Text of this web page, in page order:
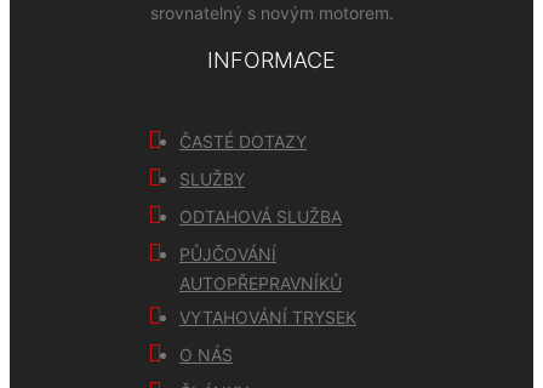
srovnatelný s novým motorem.
INFORMACE
ČASTÉ DOTAZY
SLUŽBY
ODTAHOVÁ SLUŽBA
PŮJČOVÁNÍ
AUTOPŘEPRAVNÍKŮ
VYTAHOVÁNÍ TRYSEK
O NÁS